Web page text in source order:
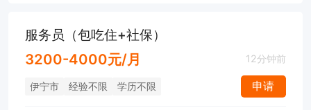
服务员（包吃住+社保）
3200-4000元/月 12分钟前
伊宁市 经验不限 学历不限 申请